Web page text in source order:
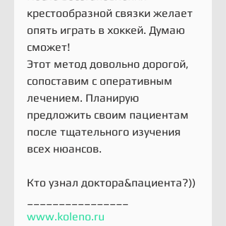
крестообразной связки желает
опять играть в хоккей. Думаю
сможет!
Этот метод довольно дорогой,
сопоставим с оперативным
лечением. Планирую
предложить своим пациентам
после тщательного изучения
всех нюансов.
Кто узнал доктора&пациента?))
www.koleno.ru